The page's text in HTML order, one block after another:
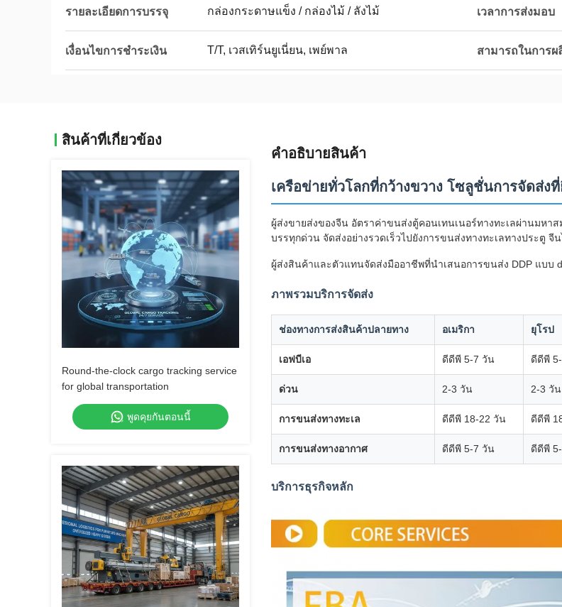
รายละเอียดการบรรจุ กล่องกระดาษแข็ง / กล่องไม้ / ลังไม้ เวลาการส่งมอบ
เงื่อนไขการชำระเงิน T/T, เวสเทิร์นยูเนี่ยน, เพย์พาล สามารถในการผ
สินค้าที่เกี่ยวข้อง
Round-the-clock cargo tracking service
for global transportation
พูดคุยกันตอนนี้
คำอธิบายสินค้า
เครือข่ายทั่วโลกที่กว้างขวาง โซลูชั่นการจัดส่ง
ผู้ส่งขายส่งของจีน อัตราค่าขนส่งตู้คอนเทนเนอร์ทางทะเลผ่านมห
บรรทุกด่วน จัดส่งอย่างรวดเร็วไปยังการขนส่งทางทะเลทางประตู จี
ผู้ส่งสินค้าและตัวแทนจัดส่งมืออาชีพที่นำเสนอการขนส่ง DDP แบบ
ภาพรวมบริการจัดส่ง
ช่องทางการส่งสินค้าปลายทาง อเมริกา ยุโรป
เอฟบีเอ ดีดีพี 5-7 วัน ดีดีพี
ด่วน 2-3 วัน 2-3 วัน
การขนส่งทางทะเล ดีดีพี 18-22 วัน ดีดีพี
การขนส่งทางอากาศ ดีดีพี 5-7 วัน ดีดีพี
บริการธุรกิจหลัก